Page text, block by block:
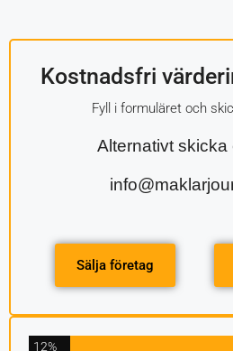
Kostnadsfri
Fyll i formuläret och
Alternativt skicka
Sälja företag
12%